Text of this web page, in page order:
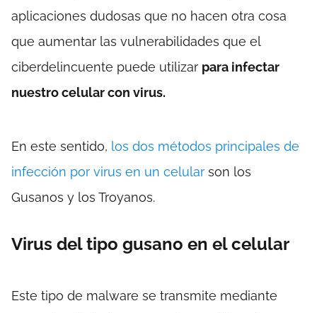
aplicaciones dudosas que no hacen otra cosa
que aumentar las vulnerabilidades que el
ciberdelincuente puede utilizar para infectar
nuestro celular con virus.
En este sentido, los dos métodos principales de
infección por virus en un celular son los
Gusanos y los Troyanos.
Virus del tipo gusano en el celular
Este tipo de malware se transmite mediante